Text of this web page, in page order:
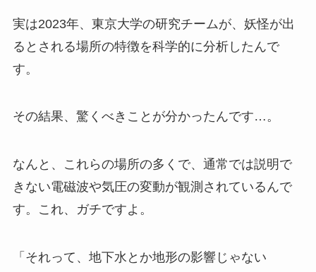
実は2023年、東京大学の研究チームが、妖怪が出
るとされる場所の特徴を科学的に分析したんで
す。
その結果、驚くべきことが分かったんです…。
なんと、これらの場所の多くで、通常では説明で
きない電磁波や気圧の変動が観測されているんで
す。これ、ガチですよ。
「それって、地下水とか地形の影響じゃない